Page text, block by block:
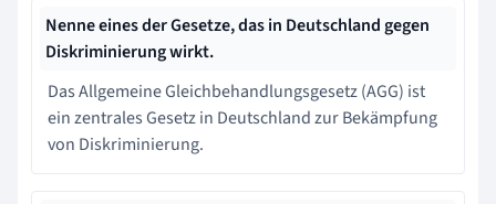
Nenne eines der Gesetze, das in Deutschland gegen
Diskriminierung wirkt.
Das Allgemeine Gleichbehandlungsgesetz (AGG) ist
ein zentrales Gesetz in Deutschland zur Bekämpfung
von Diskriminierung.